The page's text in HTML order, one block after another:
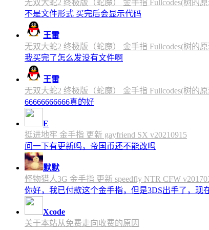
无双大蛇2 终极版（蛇魔） 金手指 Fullcodes(树的原
不是文件形式 买完后会显示代码
王雷
无双大蛇2 终极版（蛇魔） 金手指 Fullcodes(树的原
我买完了怎么发没有文件啊
王雷
无双大蛇2 终极版（蛇魔） 金手指 Fullcodes(树的原
66666666666真的好
E
挺进地牢 金手指 更新 gayfriend SX v20210915
问一下有更新吗，帝国币还不能改吗
默默
怪物猎人3G 金手指 更新 speedfly NTR CFW
你好，我已付款这个金手指，但是3DS出手了，现
Xcode
关于本站从免费走向收费的原因